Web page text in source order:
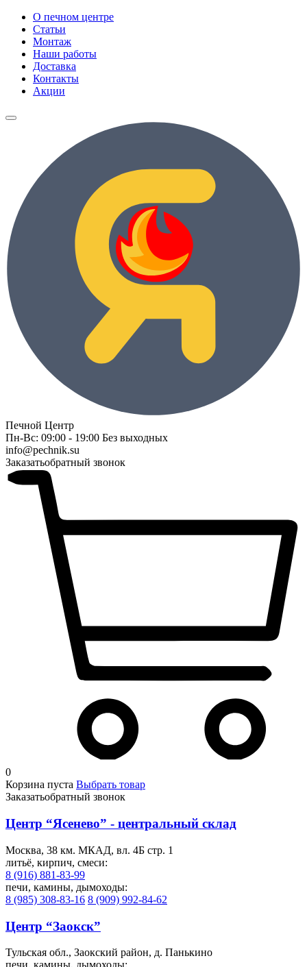
О печном центре
Статьи
Монтаж
Наши работы
Доставка
Контакты
Акции
Печной Центр
Пн-Вс: 09:00 - 19:00 Без выходных
info@pechnik.su
Заказатьобратный звонок
0
Корзина пуста Выбрать товар
Заказатьобратный звонок
Центр “Ясенево” - центральный склад
Москва, 38 км. МКАД, вл. 4Б стр. 1
литьё, кирпич, смеси:
8 (916) 881-83-99
печи, камины, дымоходы:
8 (985) 308-83-16 8 (909) 992-84-62
Центр “Заокск”
Тульская обл., Заокский район, д. Панькино